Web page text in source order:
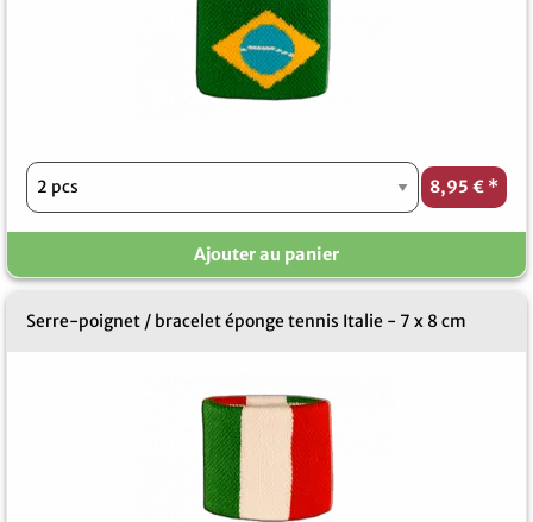
8,95 € *
Ajouter au panier
Serre-poignet / bracelet éponge tennis Italie - 7 x 8 cm